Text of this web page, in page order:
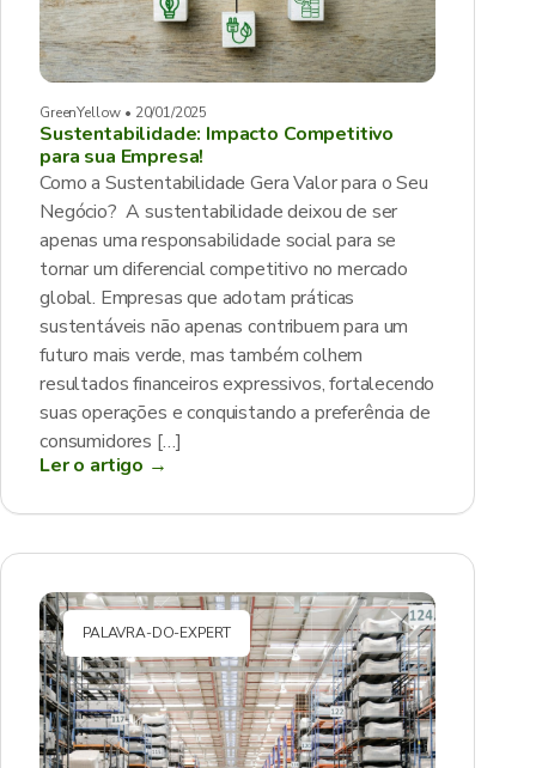
GreenYellow • 20/01/2025
Sustentabilidade: Impacto Competitivo
para sua Empresa!
Como a Sustentabilidade Gera Valor para o Seu
Negócio? A sustentabilidade deixou de ser
apenas uma responsabilidade social para se
tornar um diferencial competitivo no mercado
global. Empresas que adotam práticas
sustentáveis não apenas contribuem para um
futuro mais verde, mas também colhem
resultados financeiros expressivos, fortalecendo
suas operações e conquistando a preferência de
consumidores […]
Ler o artigo →
PALAVRA-DO-EXPERT